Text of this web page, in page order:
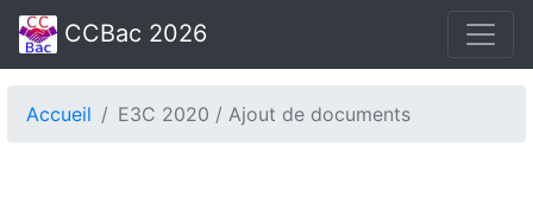
CCBac 2026
Accueil E3C 2020 / Ajout de documents